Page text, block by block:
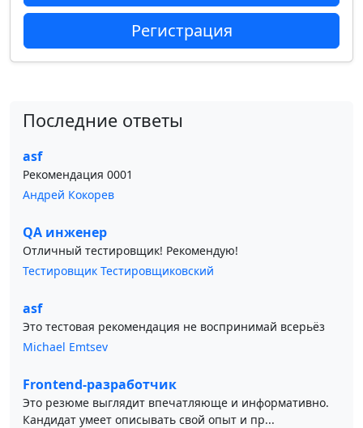
Регистрация
Последние ответы
asf
Рекомендация 0001
Андрей Кокорев
QA инженер
Отличный тестировщик! Рекомендую!
Тестировщик Тестировщиковский
asf
Это тестовая рекомендация не воспринимай всерьёз
Michael Emtsev
Frontend-разработчик
Это резюме выглядит впечатляюще и информативно.
Кандидат умеет описывать свой опыт и пр...